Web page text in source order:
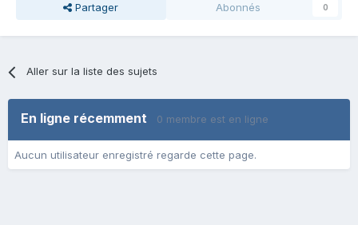
Partager Abonnés 0
Aller sur la liste des sujets
En ligne récemment 0 membre est en ligne
Aucun utilisateur enregistré regarde cette page.